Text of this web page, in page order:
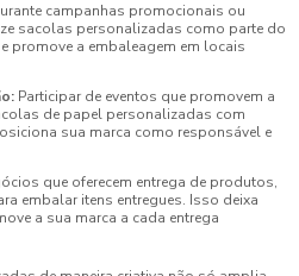
campanhas promocionais ou
sacolas personalizadas como parte do
promove a embaleagem em locais
Participar de eventos que promovem a
de papel personalizadas com
sua marca como responsável e
que oferecem entrega de produtos,
embalar itens entregues. Isso deixa
a sua marca a cada entrega